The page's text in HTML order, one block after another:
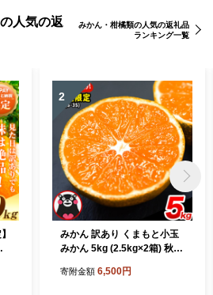
人気の返
みかん・柑橘類の人気の返礼品
ランキング一覧
2
みかん 訳あり くまもと小玉
みかん 5kg (2.5kg×2箱) 秋
不揃い 傷 ご家庭用 SDGs 小
寄附金額 6,500円